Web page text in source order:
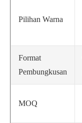
Pilihan Warna
Format
Pembungkusan
MOQ